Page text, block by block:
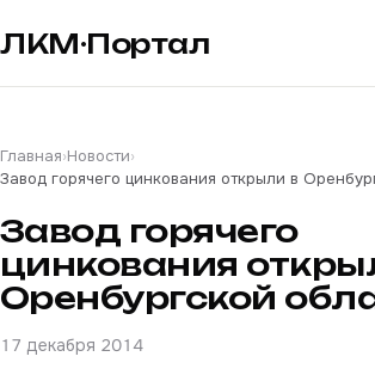
ЛКМ·Портал
Главная›Новости›
Завод горячего цинкования открыли в
Завод горячего
цинкования
Оренбургской
17 декабря 2014